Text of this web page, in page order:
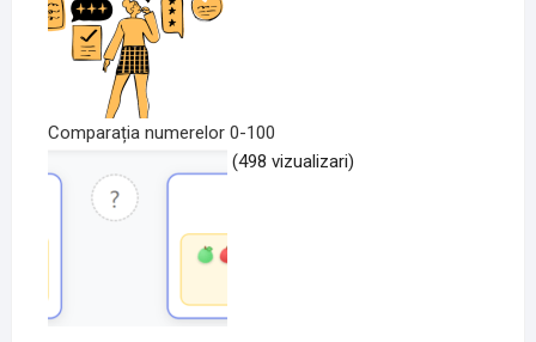
Comparația numerelor 0-100
(498 vizualizari)